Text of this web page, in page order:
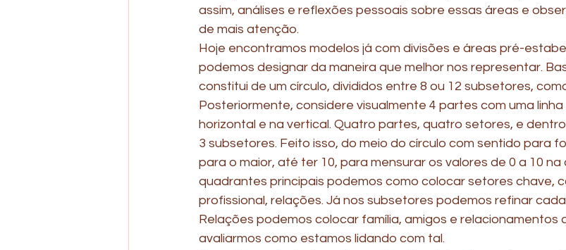
assim, análises e reflexões pessoais sobre essas áreas e
de mais atenção.
Hoje encontramos modelos já com divisões e áreas pré-
podemos designar da maneira que melhor nos representar.
constitui de um círculo, divididos entre 8 ou 12 subsetores,
Posteriormente, considere visualmente 4 partes com uma linha
horizontal e na vertical. Quatro partes, quatro setores, e
3 subsetores. Feito isso, do meio do círculo com sentido para
para o maior, até ter 10, para mensurar os valores de 0 a 10 na
quadrantes principais podemos como colocar setores chave,
profissional, relações. Já nos subsetores podemos refinar
Relações podemos colocar família, amigos e relacionamentos
avaliarmos como estamos lidando com tal.